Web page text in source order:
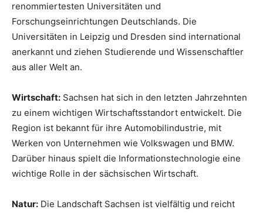
renommiertesten Universitäten und
Forschungseinrichtungen Deutschlands. Die
Universitäten in Leipzig und Dresden sind international
anerkannt und ziehen Studierende und Wissenschaftler
aus aller Welt an.
Wirtschaft: Sachsen hat sich in den letzten Jahrzehnten
zu einem wichtigen Wirtschaftsstandort entwickelt. Die
Region ist bekannt für ihre Automobilindustrie, mit
Werken von Unternehmen wie Volkswagen und BMW.
Darüber hinaus spielt die Informationstechnologie eine
wichtige Rolle in der sächsischen Wirtschaft.
Natur: Die Landschaft Sachsen ist vielfältig und reicht